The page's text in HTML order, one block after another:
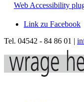
Web Accessibility
Link zu Facebook
Tel. 04542 - 84 86 01 |